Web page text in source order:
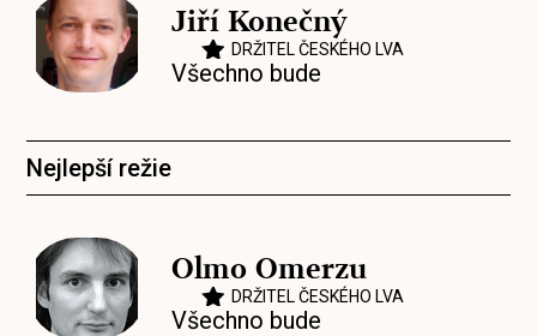
Jiří Konečný
DRŽITEL ČESKÉHO LVA
Všechno bude
Nejlepší režie
Olmo Omerzu
DRŽITEL ČESKÉHO LVA
Všechno bude